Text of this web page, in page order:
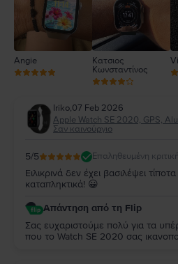
Angie
Κατσιος
Κωνσταντίνος
Iriko,07 Feb 2026
Apple Watch SE 2020, GPS,
Σαν καινούργιο
5/5 Επαληθευμένη κριτική
Ειλικρινά δεν έχει βασιλέψει
καταπληκτικά! 😀
Απάντηση από τη Flip
Σας ευχαριστούμε πολύ για τα
που το Watch SE 2020 σας